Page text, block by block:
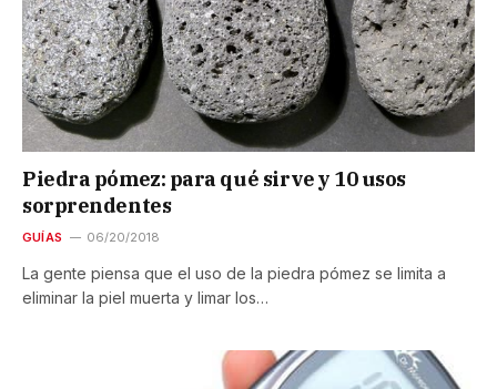
Piedra pómez: para qué sirve y 10 usos
sorprendentes
GUÍAS 06/20/2018
La gente piensa que el uso de la piedra pómez se limita a
eliminar la piel muerta y limar los…